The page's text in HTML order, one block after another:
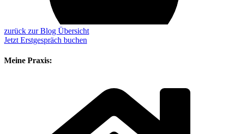
zurück zur Blog Übersicht
Jetzt Erstgespräch buchen
Meine Praxis: